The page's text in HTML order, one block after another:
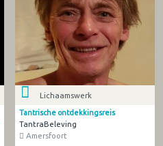
Lichaamswerk
Tantrische ontdekkingsreis
TantraBeleving
Amersfoort